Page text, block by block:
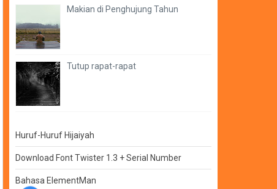
Makian di Penghujung Tahun
Tutup rapat-rapat
Huruf-Huruf Hijaiyah
Download Font Twister 1.3 + Serial Number
Bahasa ElementMan